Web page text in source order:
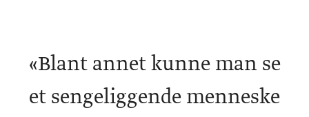
«Blant annet kunne man se
et sengeliggende menneske